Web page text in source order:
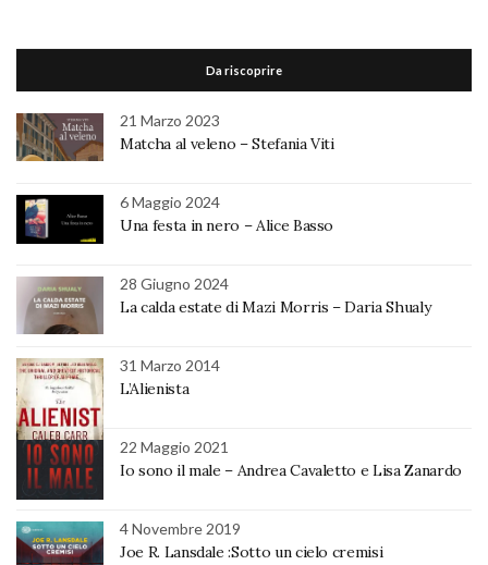
Da riscoprire
21 Marzo 2023
Matcha al veleno – Stefania Viti
6 Maggio 2024
Una festa in nero – Alice Basso
28 Giugno 2024
La calda estate di Mazi Morris – Daria Shualy
31 Marzo 2014
L’Alienista
22 Maggio 2021
Io sono il male – Andrea Cavaletto e Lisa Zanardo
4 Novembre 2019
Joe R. Lansdale :Sotto un cielo cremisi